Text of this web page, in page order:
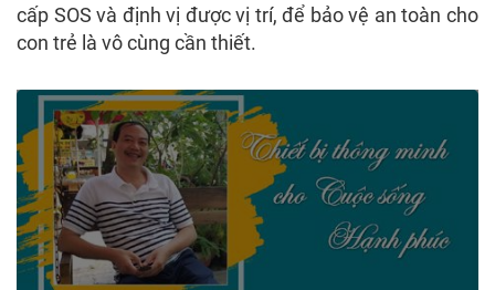
cấp SOS và định vị được vị trí, để bảo vệ an toàn cho
con trẻ là vô cùng cần thiết.